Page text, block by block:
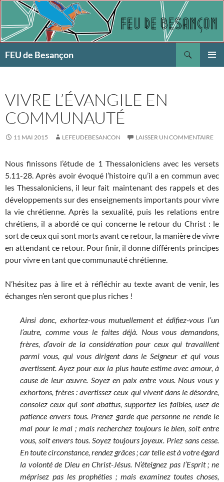
Aller
contenu
FEU de Besançon
VIVRE L’ÉVANGILE EN
COMMUNAUTÉ
11 MAI 2015 LEFEUDEBESANCON LAISSER UN COMMENTAIRE
Nous finissons l’étude de 1 Thessaloniciens avec les versets
5.11-28. Après avoir évoqué l’histoire qu’il a en commun avec
les Thessaloniciens, il leur fait maintenant des rappels et des
développements sur des enseignements importants pour vivre
la vie chrétienne. Après la sexualité, puis les relations entre
chrétiens, il a abordé ce qui concerne le retour du Christ : le
sort de ceux qui sont morts avant ce retour, la manière de vivre
en attendant ce retour. Pour finir, il donne différents principes
pour vivre en tant que communauté chrétienne.
N’hésitez pas à lire et à réfléchir au texte avant de venir, les
échanges n’en seront que plus riches !
Ainsi donc, exhortez-vous mutuellement et édifiez-vous l’un
l’autre, comme vous le faites déjà. Nous vous demandons,
frères, d’avoir de la considération pour ceux qui travaillent
parmi vous, qui vous dirigent dans le Seigneur et qui vous
avertissent. Ayez pour eux la plus haute estime avec amour, à
cause de leur œuvre. Soyez en paix entre vous. Nous vous y
exhortons, frères : avertissez ceux qui vivent dans le désordre,
consolez ceux qui sont abattus, supportez les faibles, usez de
patience envers tous. Prenez garde que personne ne rende le
mal pour le mal ; mais recherchez toujours le bien, soit entre
vous, soit envers tous. Soyez toujours joyeux. Priez sans cesse.
En toute circonstance, rendez grâces ; car telle est à votre égard
la volonté de Dieu en Christ-Jésus. N’éteignez pas l’Esprit ; ne
méprisez pas les prophéties ; mais examinez toutes choses,